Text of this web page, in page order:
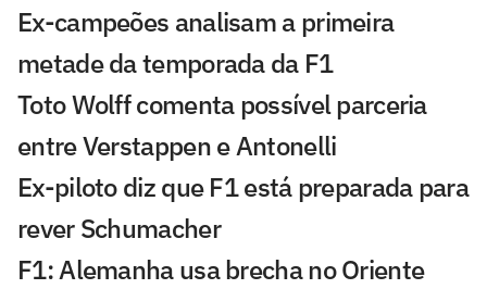
Ex-campeões analisam a primeira
metade da temporada da F1
Toto Wolff comenta possível parceria
entre Verstappen e Antonelli
Ex-piloto diz que F1 está preparada para
rever Schumacher
F1: Alemanha usa brecha no Oriente